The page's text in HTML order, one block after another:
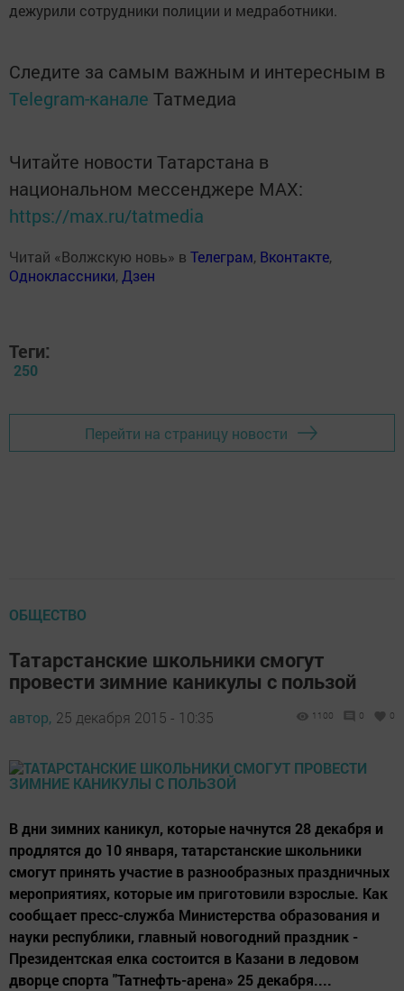
дежурили сотрудники полиции и медработники.
Следите за самым важным и интересным в
Telegram-канале Татмедиа
Читайте новости Татарстана в
национальном мессенджере MАХ:
https://max.ru/tatmedia
Читай «Волжскую новь» в Телеграм, Вконтакте,
Одноклассники,Дзен
Теги:
250
Перейти на страницу новости
ОБЩЕСТВО
Татарстанские школьники смогут
провести зимние каникулы с пользой
автор, 25 декабря 2015 - 10:35 1100 0 0
В дни зимних каникул, которые начнутся 28 декабря и
продлятся до 10 января, татарстанские школьники
смогут принять участие в разнообразных праздничных
мероприятиях, которые им приготовили взрослые. Как
сообщает пресс-служба Министерства образования и
науки республики, главный новогодний праздник -
Президентская елка состоится в Казани в ледовом
дворце спорта "Татнефть-арена» 25 декабря....